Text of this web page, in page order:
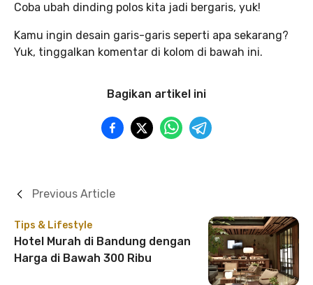
Coba ubah dinding polos kita jadi bergaris, yuk!
Kamu ingin desain garis-garis seperti apa sekarang?
Yuk, tinggalkan komentar di kolom di bawah ini.
Bagikan artikel ini
Tips & Lifestyle
Hotel Murah di Bandung dengan
Harga di Bawah 300 Ribu
Previous Article